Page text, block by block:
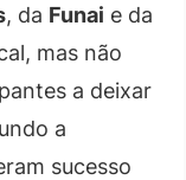
, da Funai e da
mas não
a deixar
a
sucesso